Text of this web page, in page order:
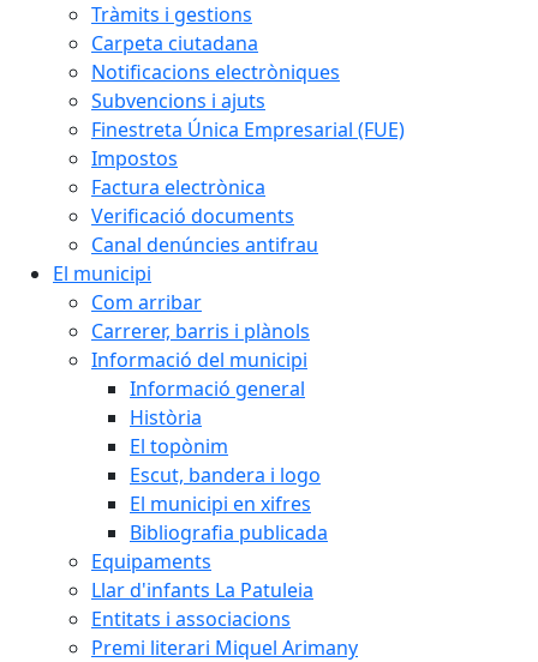
Tràmits i gestions
Carpeta ciutadana
Notificacions electròniques
Subvencions i ajuts
Finestreta Única Empresarial (FUE)
Impostos
Factura electrònica
Verificació documents
Canal denúncies antifrau
El municipi
Com arribar
Carrerer, barris i plànols
Informació del municipi
Informació general
Història
El topònim
Escut, bandera i logo
El municipi en xifres
Bibliografia publicada
Equipaments
Llar d'infants La Patuleia
Entitats i associacions
Premi literari Miquel Arimany